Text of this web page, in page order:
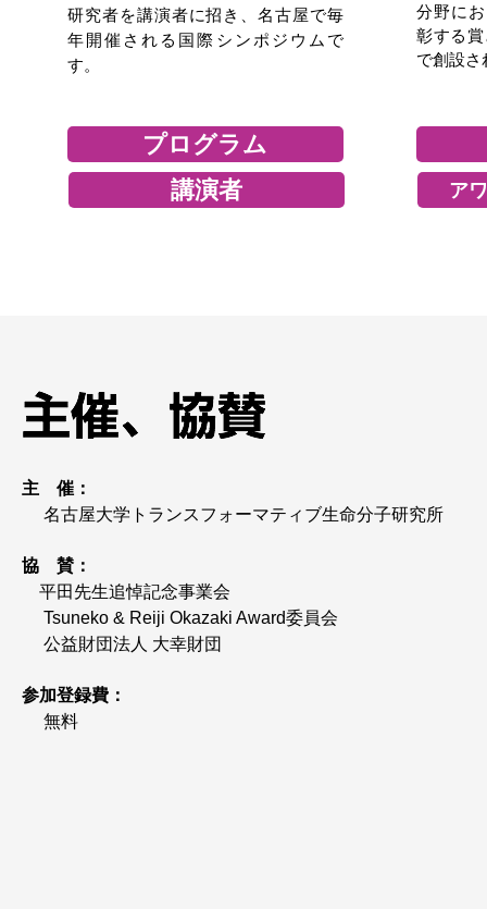
分野に
彰する
で創設さ
研究者を講演者に招き、名古屋で毎
年開催される国際シンポジウムで
す。
プログラム
講演者
ア
主 催：
名古屋大学トランスフォーマティブ生命分子研究所
協 賛：
平田先生追悼記念事業会
Tsuneko & Reiji Okazaki Award委員会
公益財団法人 大幸財団
参加登録費：
無料